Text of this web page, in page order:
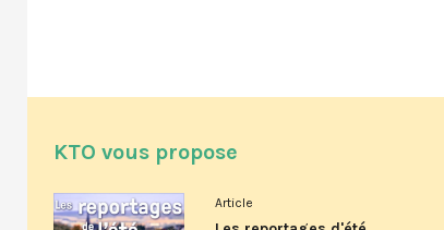
KTO vous propose
Article